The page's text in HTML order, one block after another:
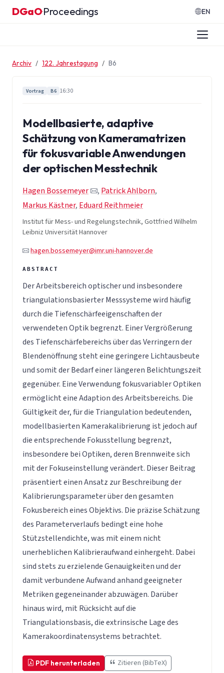
Zum Inhalt springen
DGaO·Proceedings EN
Archiv 122. Jahrestagung B6
Vortrag B6 16:30
Modellbasierte, adaptive
Schätzung von Kameramatrizen
für fokusvariable Anwendungen
der optischen Messtechnik
Hagen Bossemeyer , Patrick Ahlborn,
Markus Kästner, Eduard Reithmeier
Institut für Mess- und Regelungstechnik, Gottfried Wilhelm
Leibniz Universität Hannover
hagen.bossemeyer@imr.uni-hannover.de
Der Arbeitsbereich optischer und insbesondere
triangulationsbasierter Messsysteme wird häufig
durch die Tiefenschärfeeigenschaften der
verwendeten Optik begrenzt. Einer Vergrößerung
des Tiefenschärfebereichs über das Verringern der
Blendenöffnung steht eine geringere Lichtausbeute
und somit der Bedarf einer längeren Belichtungszeit
gegenüber. Eine Verwendung fokusvariabler Optiken
ermöglicht eine Adaption des Arbeitsbereichs. Die
Gültigkeit der, für die Triangulation bedeutenden,
modellbasierten Kamerakalibrierung ist jedoch auf
die entsprechende Fokusstellung begrenzt,
insbesondere bei Optiken, deren Brennweite sich
mit der Fokuseinstellung verändert. Dieser Beitrag
präsentiert einen Ansatz zur Beschreibung der
Kalibrierungsparameter über den gesamten
Fokusbereich eines Objektivs. Die präzise Schätzung
des Parameterverlaufs bedingt eine hohe
Stützstellendichte, was mit einem nicht
unerheblichen Kalibrieraufwand einhergeht. Dabei
sind stets zu erzielende Genauigkeiten und der
damit verbundene Aufwand anhand geeigneter
Metriken gegeneinander abzuwägen. Darüber
hinaus wird, mit Rücksicht auf die
Triangulationsbasis, die extrinsische Lage des
Kamerakoordinatensystems betrachtet.
PDF herunterladen Zitieren (BibTeX)